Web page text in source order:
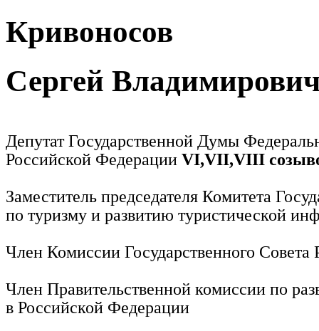
Кривоносов
Сергей
Депутат Государственной Думы
Российской Федерации VI,VII,VIII
Заместитель председателя Комитета
по туризму и развитию туристической
Член Комиссии Государственного
Член Правительственной комиссии по
в Российской Федерации